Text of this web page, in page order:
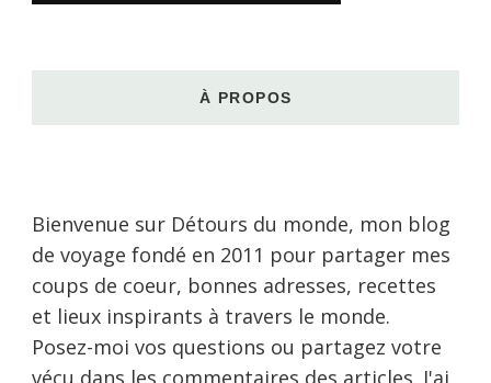
À PROPOS
Bienvenue sur Détours du monde, mon blog
de voyage fondé en 2011 pour partager mes
coups de coeur, bonnes adresses, recettes
et lieux inspirants à travers le monde.
Posez-moi vos questions ou partagez votre
vécu dans les commentaires des articles. J'ai